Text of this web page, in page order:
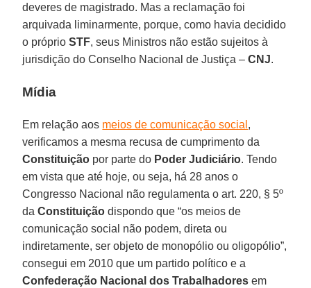
deveres de magistrado. Mas a reclamação foi
arquivada liminarmente, porque, como havia decidido
o próprioSTF, seus Ministros não estão sujeitos à
jurisdição do Conselho Nacional de Justiça –CNJ.
Mídia
Em relação aos meios de comunicação social ,
verificamos a mesma recusa de cumprimento da
Constituição por parte do Poder Judiciário. Tendo
em vista que até hoje, ou seja, há 28 anos o
Congresso Nacional não regulamenta o art. 220, § 5º
daConstituição dispondo que “os meios de
comunicação social não podem, direta ou
indiretamente, ser objeto de monopólio ou oligopólio”,
consegui em 2010 que um partido político e a
Confederação Nacional dos Trabalhadores em